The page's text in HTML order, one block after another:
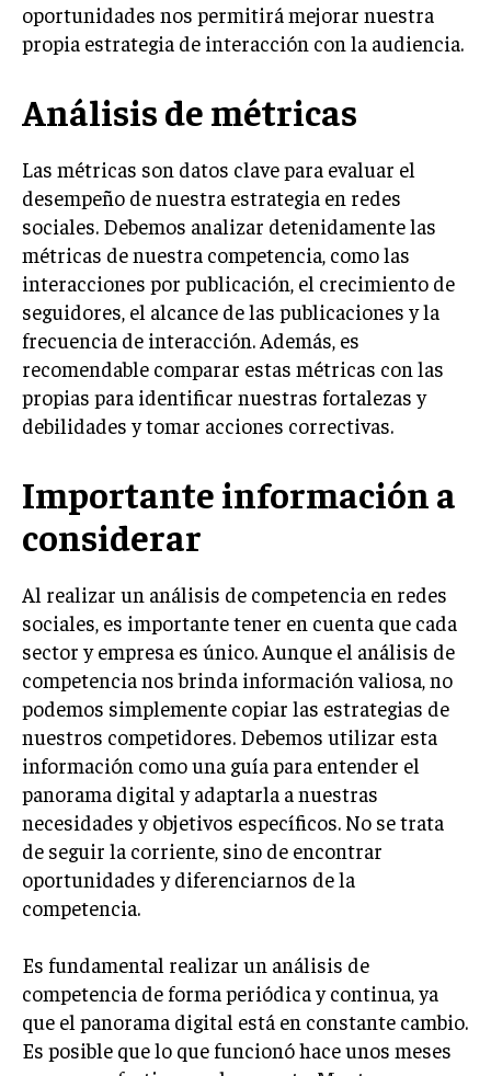
GOBIERNO CORPORATIVO
MARKETING B2B
MARKETING B2C
FRANQUICIAS
MARKETING DE INFLUENCERS
E-COMMERCE
E-COMMERCE Y COMERCIO ELECTRÓNICO
ESTRATEGIAS DE PRICING Y GESTIÓN DE
PRECIOS
GESTIÓN DE CRISIS EMPRESARIALES
GESTIÓN DE LA EXPERIENCIA DEL CLIENTE
PROYECTOS
GESTIÓN DE PROYECTOS
GESTIÓN DE OPERACIONES Y CADENA DE
SUMINISTRO
LOGÍSTICA EMPRESARIAL
CALIDAD Y MEJORA CONTINUA
TALENTOS
RECURSOS HUMANOS Y GESTIÓN DEL
TALENTO
COMPENSACIÓN Y BENEFICIOS
DESARROLLO DE PERSONAL
GESTIÓN DEL DESEMPEÑO
CULTURA Y CLIMA ORGANIZACIONAL
oportunidades nos permitirá mejorar nuestra
propia estrategia de interacción con la audiencia.
Análisis de métricas
Las métricas son datos clave para evaluar el
desempeño de nuestra estrategia en redes
sociales. Debemos analizar detenidamente las
métricas de nuestra competencia, como las
interacciones por publicación, el crecimiento de
seguidores, el alcance de las publicaciones y la
frecuencia de interacción. Además, es
recomendable comparar estas métricas con las
propias para identificar nuestras fortalezas y
debilidades y tomar acciones correctivas.
Importante información a
considerar
Al realizar un análisis de competencia en redes
sociales, es importante tener en cuenta que cada
sector y empresa es único. Aunque el análisis de
competencia nos brinda información valiosa, no
podemos simplemente copiar las estrategias de
nuestros competidores. Debemos utilizar esta
información como una guía para entender el
panorama digital y adaptarla a nuestras
necesidades y objetivos específicos. No se trata
de seguir la corriente, sino de encontrar
oportunidades y diferenciarnos de la
competencia.
Es fundamental realizar un análisis de
competencia de forma periódica y continua, ya
que el panorama digital está en constante cambio.
Es posible que lo que funcionó hace unos meses